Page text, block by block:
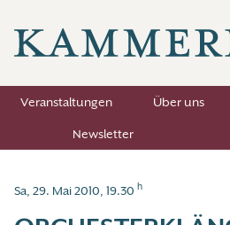
Veranstaltungen Über uns
Newsletter
Sa, 29. Mai 2010, 19.30 h